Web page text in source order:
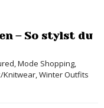
– So stylst du
Mode Shopping
Knitwear Winter Outfits